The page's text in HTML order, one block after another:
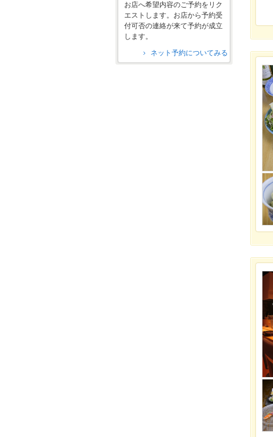
お店へ希望内容のご予約をリク
エストします。お店から予約受
付可否の連絡が来て予約が成立
します。
ネット予約についてみる